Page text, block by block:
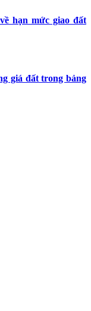
hạn mức giao đất
giá đất trong bảng